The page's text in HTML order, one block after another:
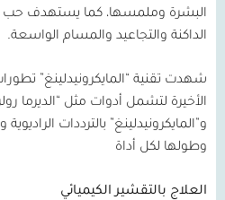
البشرة وملمسها، كما يستهدف حب
الداكنة والتجاعيد والمسام الواسعة.
شهدت تقنية “المايكرونيدلينغ”
الأخيرة لتشمل أدوات مثل “الديرما
و”المايكرونيدلينغ” بالترددات
وطولها لكل أداة
العلاج بالتقشير الكيميائي